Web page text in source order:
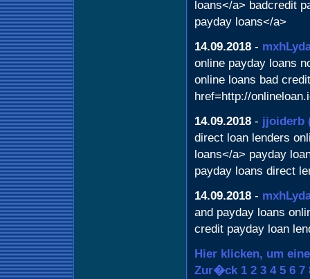
loans</a> badcredit
payday loans</a>
14.09.2018 -
online payday loans
online loans bad
href=http://
14.09.2018 - jjoiderb
direct loan lenders
loans</a> payday
payday loans direct
14.09.2018 -
and payday loans
credit payday loan
Hier klicken, um
Zur�ck 1 2 3 4 5 6 7